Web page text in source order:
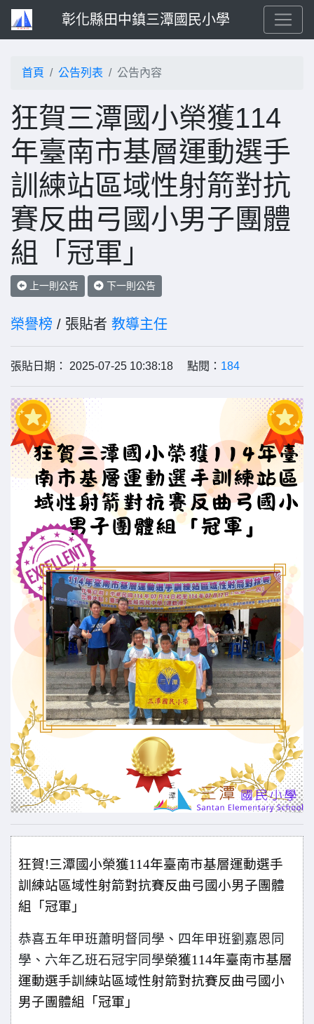
彰化縣田中鎮三潭國民小學
首頁 公告列表 公告內容
狂賀三潭國小榮獲114
年臺南市基層運動選手
訓練站區域性射箭對抗
賽反曲弓國小男子團體
組「冠軍」
上一則公告 下一則公告
榮譽榜 / 張貼者 教導主任
張貼日期： 2025-07-25 10:38:18 點閱： 184
狂賀!三潭國小榮獲114年臺南市基層運動選手
訓練站區域性射箭對抗賽反曲弓國小男子團體
組「冠軍」
恭喜五年甲班蕭明督同學、四年甲班劉嘉恩同
學、六年乙班石冠宇同學榮獲114年臺南市基層
運動選手訓練站區域性射箭對抗賽反曲弓國小
男子團體組「冠軍」